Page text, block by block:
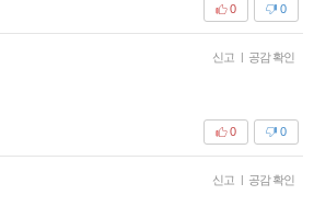
0
0
신고 | 공감 확인
0
0
신고 | 공감 확인